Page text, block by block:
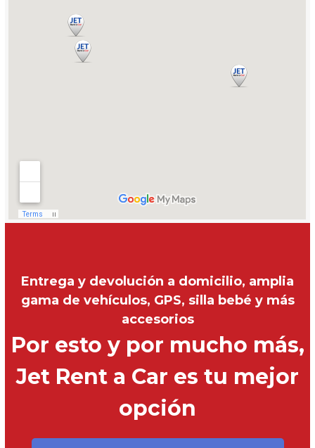
Entrega y devolución a domicilio, amplia
gama de vehículos, GPS, silla bebé y más
accesorios
Por esto y por mucho más,
Jet Rent a Car es tu mejor
opción